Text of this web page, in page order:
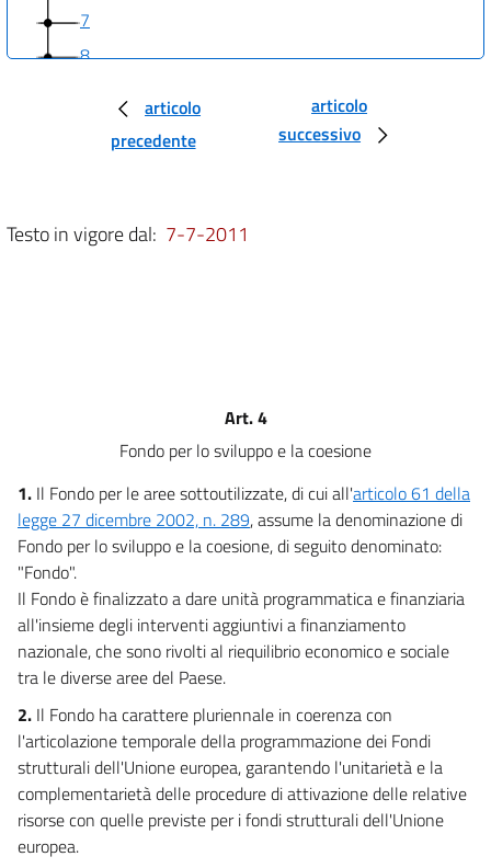
7
8
articolo
precedente
articolo
successivo
Testo in vigore dal: 7-7-2011
Art. 4
Fondo per lo sviluppo e la coesione
1. Il Fondo per le aree sottoutilizzate, di cui all'articolo 61 della
legge 27 dicembre 2002, n. 289, assume la denominazione di
Fondo per lo sviluppo e la coesione, di seguito denominato:
"Fondo".
Il Fondo è finalizzato a dare unità programmatica e finanziaria
all'insieme degli interventi aggiuntivi a finanziamento
nazionale, che sono rivolti al riequilibrio economico e sociale
tra le diverse aree del Paese.
2. Il Fondo ha carattere pluriennale in coerenza con
l'articolazione temporale della programmazione dei Fondi
strutturali dell'Unione europea, garantendo l'unitarietà e la
complementarietà delle procedure di attivazione delle relative
risorse con quelle previste per i fondi strutturali dell'Unione
europea.